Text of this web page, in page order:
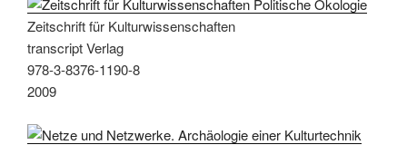
Zeitschrift für Kulturwissenschaften
transcript Verlag
978-3-8376-1190-8
2009